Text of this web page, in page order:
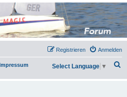
Anmelden
Registrieren
Impressum Select Language ▼